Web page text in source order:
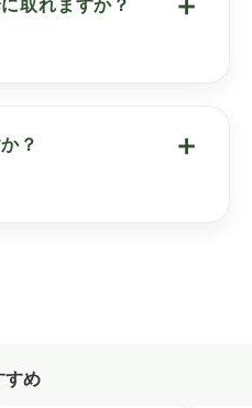
取れますか？
？ ＋
すめ